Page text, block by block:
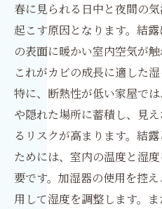
春に見られる日中と夜間の
起こす原因となります。結
の表面に暖かい室内空気が
これがカビの成長に適した
特に、断熱性が低い家屋で
や隠れた場所に蓄積し、見
るリスクが高まります。結
ためには、室内の温度と湿
要です。加湿器の使用を控
用して湿度を調整します。